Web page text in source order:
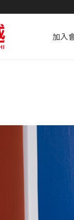
加入